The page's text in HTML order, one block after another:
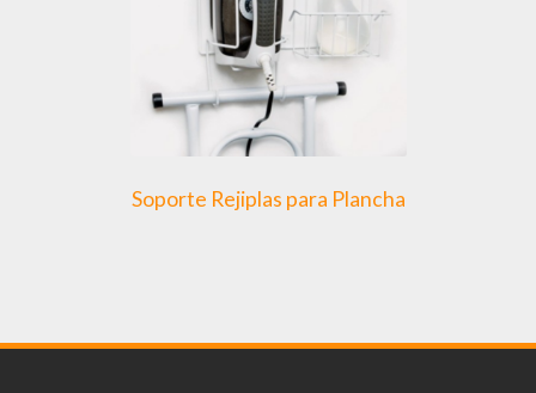
Soporte Rejiplas para Plancha